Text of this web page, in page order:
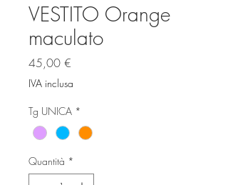
VESTITO Orange
maculato
45,00 €
IVA inclusa
Tg UNICA *
Quantità *